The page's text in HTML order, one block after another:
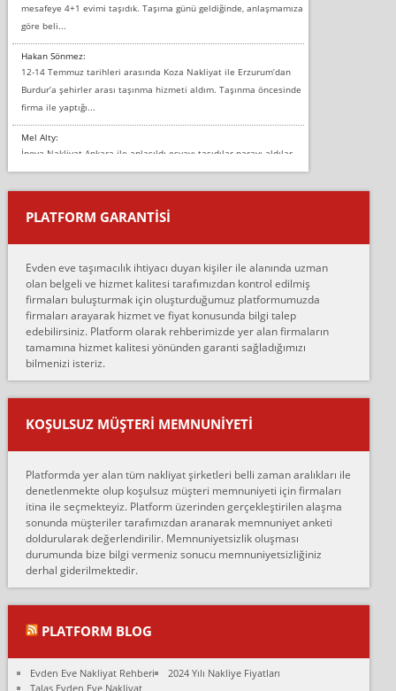
mesafeye 4+1 evimi taşıdık. Taşıma günü geldiğinde, anlaşmamıza
göre beli...
Hakan Sönmez:
12-14 Temmuz tarihleri arasında Koza Nakliyat ile Erzurum’dan
Burdur’a şehirler arası taşınma hizmeti aldım. Taşınma öncesinde
firma ile yaptığı...
Mel Alty:
İnova Nakliyat Ankara ile anlaşıldı eşyayı taşıdılar parayı aldılar.
Salon duvarına bir baktım birisi boydan alüminyum renkli bantı
yapıştırm...
Murat:
çalıştıklarını, müş...
Ahmet:
Lüleburgaz güngünes evden eve naklyat eşyalarımı taşımak için
anlaştık sabah eve geldiklerinde de eşyalarımı düzgün şekilde
sarcaz demelerine r...
mehmet güldü:
Ankara ALİCANLAR NAKLİYAT Tutarsız ve ticari ahlak problemleri
var verdikleri fiyat teklifini arttırdılar. Sonrasında taşıma gününde
oldukça tutarsı...
Ankara Alicanlar naklyat tel 5465524025. 2600 TL'ye ankaradan
Konya ya Alicanlar naklyat la anlaştık bu şahıs evin taşınacağı gün
fiyatın mazoto gele...
Fatih kokmese:
Diyarbakır dan eşyamı getirtmek için anlaştım sözleşme yaptım.
Son anda fiyat artırdılar.. mecburiyetten tasittim.. bu kişiler ağrılı
Ali:
olduk. Asansörlü dediler sonra uraya asansör kurulmaz dediler
fark istediler. ortada asa...
PLATFORM GARANTİSİ
Evden eve taşımacılık ihtiyacı duyan kişiler ile alanında uzman
olan belgeli ve hizmet kalitesi tarafımızdan kontrol edilmiş
firmaları buluşturmak için oluşturduğumuz platformumuzda
firmaları arayarak hizmet ve fiyat konusunda bilgi talep
edebilirsiniz. Platform olarak rehberimizde yer alan firmaların
tamamına hizmet kalitesi yönünden garanti sağladığımızı
bilmenizi isteriz.
KOŞULSUZ MÜŞTERI MEMNUNIYETI
Platformda yer alan tüm nakliyat şirketleri belli zaman aralıkları ile
denetlenmekte olup koşulsuz müşteri memnuniyeti için firmaları
itina ile seçmekteyiz. Platform üzerinden gerçekleştirilen alaşma
sonunda müşteriler tarafımızdan aranarak memnuniyet anketi
doldurularak değerlendirilir. Memnuniyetsizlik oluşması
durumunda bize bilgi vermeniz sonucu memnuniyetsizliğiniz
derhal giderilmektedir.
PLATFORM BLOG
Evden Eve Nakliyat Rehberi
2024 Yılı Nakliye Fiyatları
Talas Evden Eve Nakliyat